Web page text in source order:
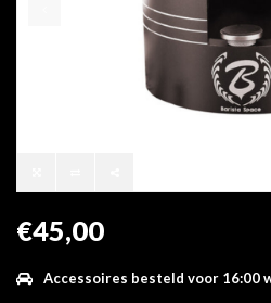
€45,00
Accessoires besteld voor 16:00